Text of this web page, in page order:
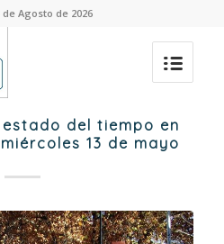
de Agosto de 2026
estado del tiempo en
13 de mayo